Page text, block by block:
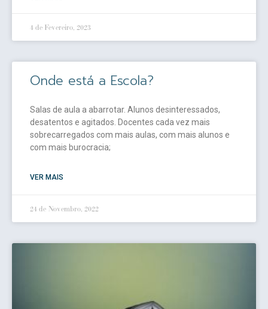
4 de Fevereiro, 2023
Onde está a Escola?
Salas de aula a abarrotar. Alunos desinteressados,
desatentos e agitados. Docentes cada vez mais
sobrecarregados com mais aulas, com mais alunos e
com mais burocracia;
VER MAIS
24 de Novembro, 2022